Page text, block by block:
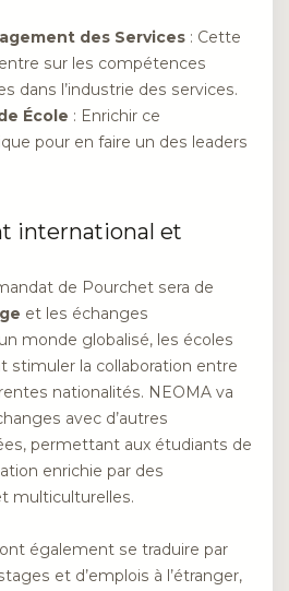
des Services : Cette
sur les compétences
dans l’industrie des services.
École : Enrichir ce
pour en faire un des leaders
international et
de Pourchet sera de
et les échanges
monde globalisé, les écoles
stimuler la collaboration entre
nationalités. NEOMA va
avec d’autres
permettant aux étudiants de
enrichie par des
multiculturelles.
également se traduire par
et d’emplois à l’étranger,